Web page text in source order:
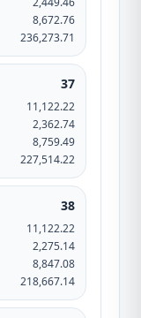
8,672.76
236,273.71
37
11,122.22
2,362.74
8,759.49
227,514.22
38
11,122.22
2,275.14
8,847.08
218,667.14